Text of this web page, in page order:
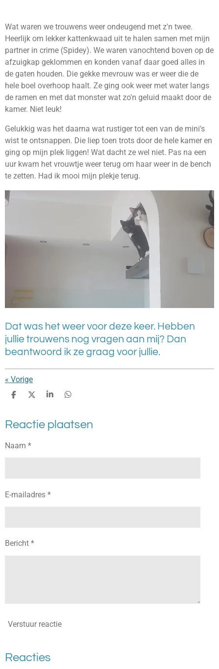
Wat waren we trouwens weer ondeugend met z'n twee.
Heerlijk om lekker kattenkwaad uit te halen samen met mijn
partner in crime (Spidey). We waren vanochtend boven op de
afzuigkap geklommen en konden vanaf daar goed alles in
de gaten houden. Die gekke mevrouw was er weer die de
hele boel overhoop haalt. Ze ging ook weer met water langs
de ramen en met dat monster wat zo'n geluid maakt door de
kamer. Niet leuk!
Gelukkig was het daarna wat rustiger tot een van de mini's
wist te ontsnappen. Die liep toen trots door de hele kamer en
ging op mijn plek liggen! Wat dacht ze wel niet. Pas na een
uur kwam het vrouwtje weer terug om haar weer in de bench
te zetten. Had ik mooi mijn plekje terug.
Dat was het weer voor deze keer. Hebben
jullie trouwens nog vragen aan mij? Dan
beantwoord ik ze graag voor jullie.
« Vorige
D
e
n
D
l
S
r
e
D
e
n
Reactie plaatsen
Naam *
E-mailadres *
Bericht *
Verstuur reactie
Reacties